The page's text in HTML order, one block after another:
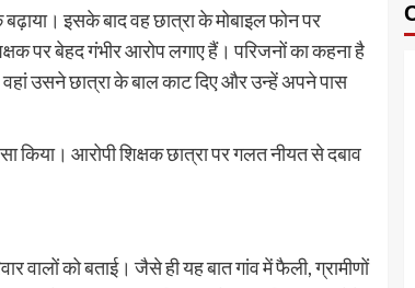
इसके बाद वह छात्रा के मोबाइल फोन पर
पर बेहद गंभीर आरोप लगाए हैं। परिजनों का कहना है
उसने छात्रा के बाल काट दिए और उन्हें अपने पास
किया। आरोपी शिक्षक छात्रा पर गलत नीयत से दबाव
वालों को बताई। जैसे ही यह बात गांव में फैली, ग्रामीणों